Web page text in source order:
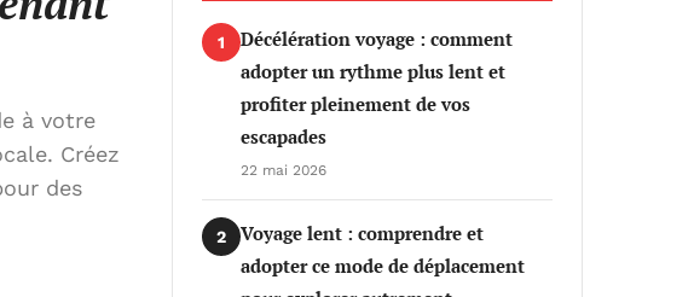
à votre
Créez
des
1
Décélération voyage : comment
adopter un rythme plus lent et
profiter pleinement de vos
escapades
22 mai 2026
2
Voyage lent : comprendre et
adopter ce mode de déplacement